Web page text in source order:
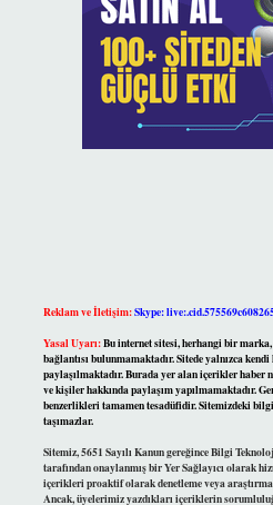
Reklam ve İletişim:Skype:
Yasal Uyarı:Bu internet sitesi, herhangi bir
bağlantısı bulunmamaktadır. Sitede yalnızca kendi
paylaşılmaktadır. Burada yer alan içerikler haber
ve kişiler hakkında paylaşım yapılmamaktadır.
benzerlikleri tamamen tesadüfidir. Sitemizdeki
taşımazlar.
Sitemiz, 5651 Sayılı Kanun gereğince Bilgi
tarafından onaylanmış bir Yer Sağlayıcı olarak
içerikleri proaktif olarak denetleme veya
Ancak, üyelerimiz yazdıkları içeriklerin